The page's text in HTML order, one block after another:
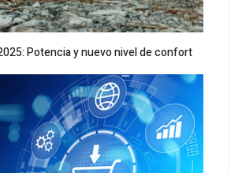
Potencia y nuevo nivel de confort